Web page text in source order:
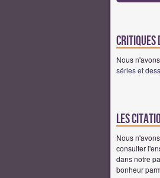
Critiques
Nous
séries et
Les
Nous
consulter
dans notre
bonheur